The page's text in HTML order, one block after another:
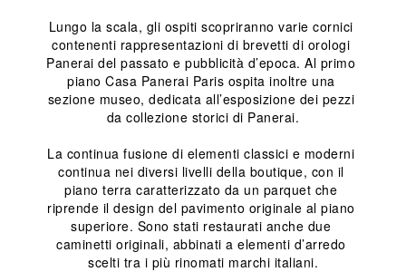
Lungo la scala, gli ospiti scopriranno varie cornici
contenenti rappresentazioni di brevetti di orologi
Panerai del passato e pubblicità d’epoca. Al primo
piano Casa Panerai Paris ospita inoltre una
sezione museo, dedicata all’esposizione dei pezzi
da collezione storici di Panerai.
La continua fusione di elementi classici e moderni
continua nei diversi livelli della boutique, con il
piano terra caratterizzato da un parquet che
riprende il design del pavimento originale al piano
superiore. Sono stati restaurati anche due
caminetti originali, abbinati a elementi d’arredo
scelti tra i più rinomati marchi italiani.